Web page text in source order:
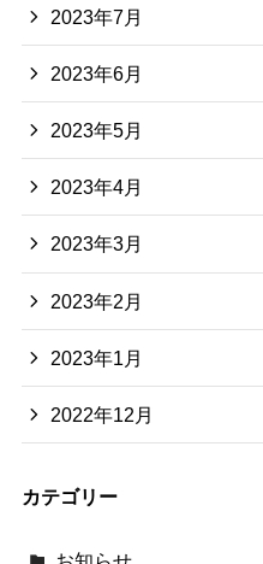
2023年7月
2023年6月
2023年5月
2023年4月
2023年3月
2023年2月
2023年1月
2022年12月
カテゴリー